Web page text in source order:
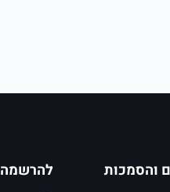
והסמכות
להרשמה